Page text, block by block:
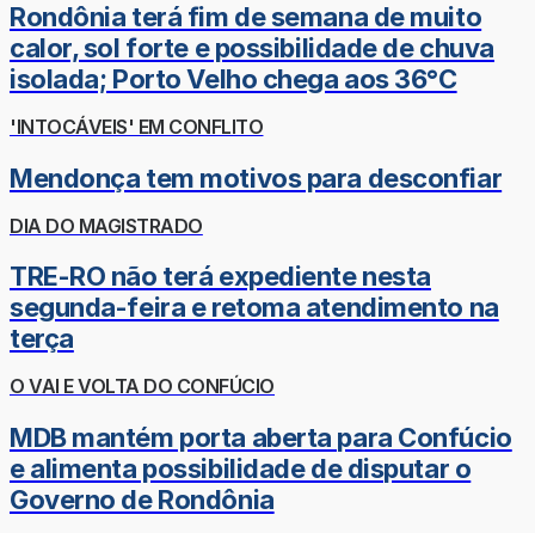
Rondônia terá fim de semana de muito
calor, sol forte e possibilidade de chuva
isolada; Porto Velho chega aos 36°C
'INTOCÁVEIS' EM CONFLITO
Mendonça tem motivos para desconfiar
DIA DO MAGISTRADO
TRE-RO não terá expediente nesta
segunda-feira e retoma atendimento na
terça
O VAI E VOLTA DO CONFÚCIO
MDB mantém porta aberta para Confúcio
e alimenta possibilidade de disputar o
Governo de Rondônia